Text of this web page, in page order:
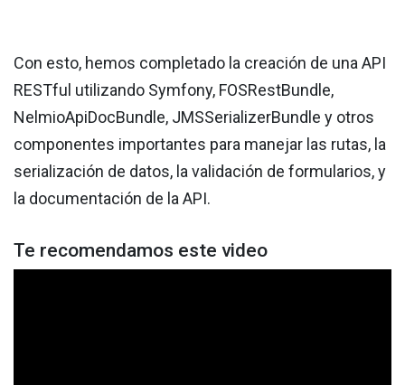
Con esto, hemos completado la creación de una API
RESTful utilizando Symfony, FOSRestBundle,
NelmioApiDocBundle, JMSSerializerBundle y otros
componentes importantes para manejar las rutas, la
serialización de datos, la validación de formularios, y
la documentación de la API.
Te recomendamos este video